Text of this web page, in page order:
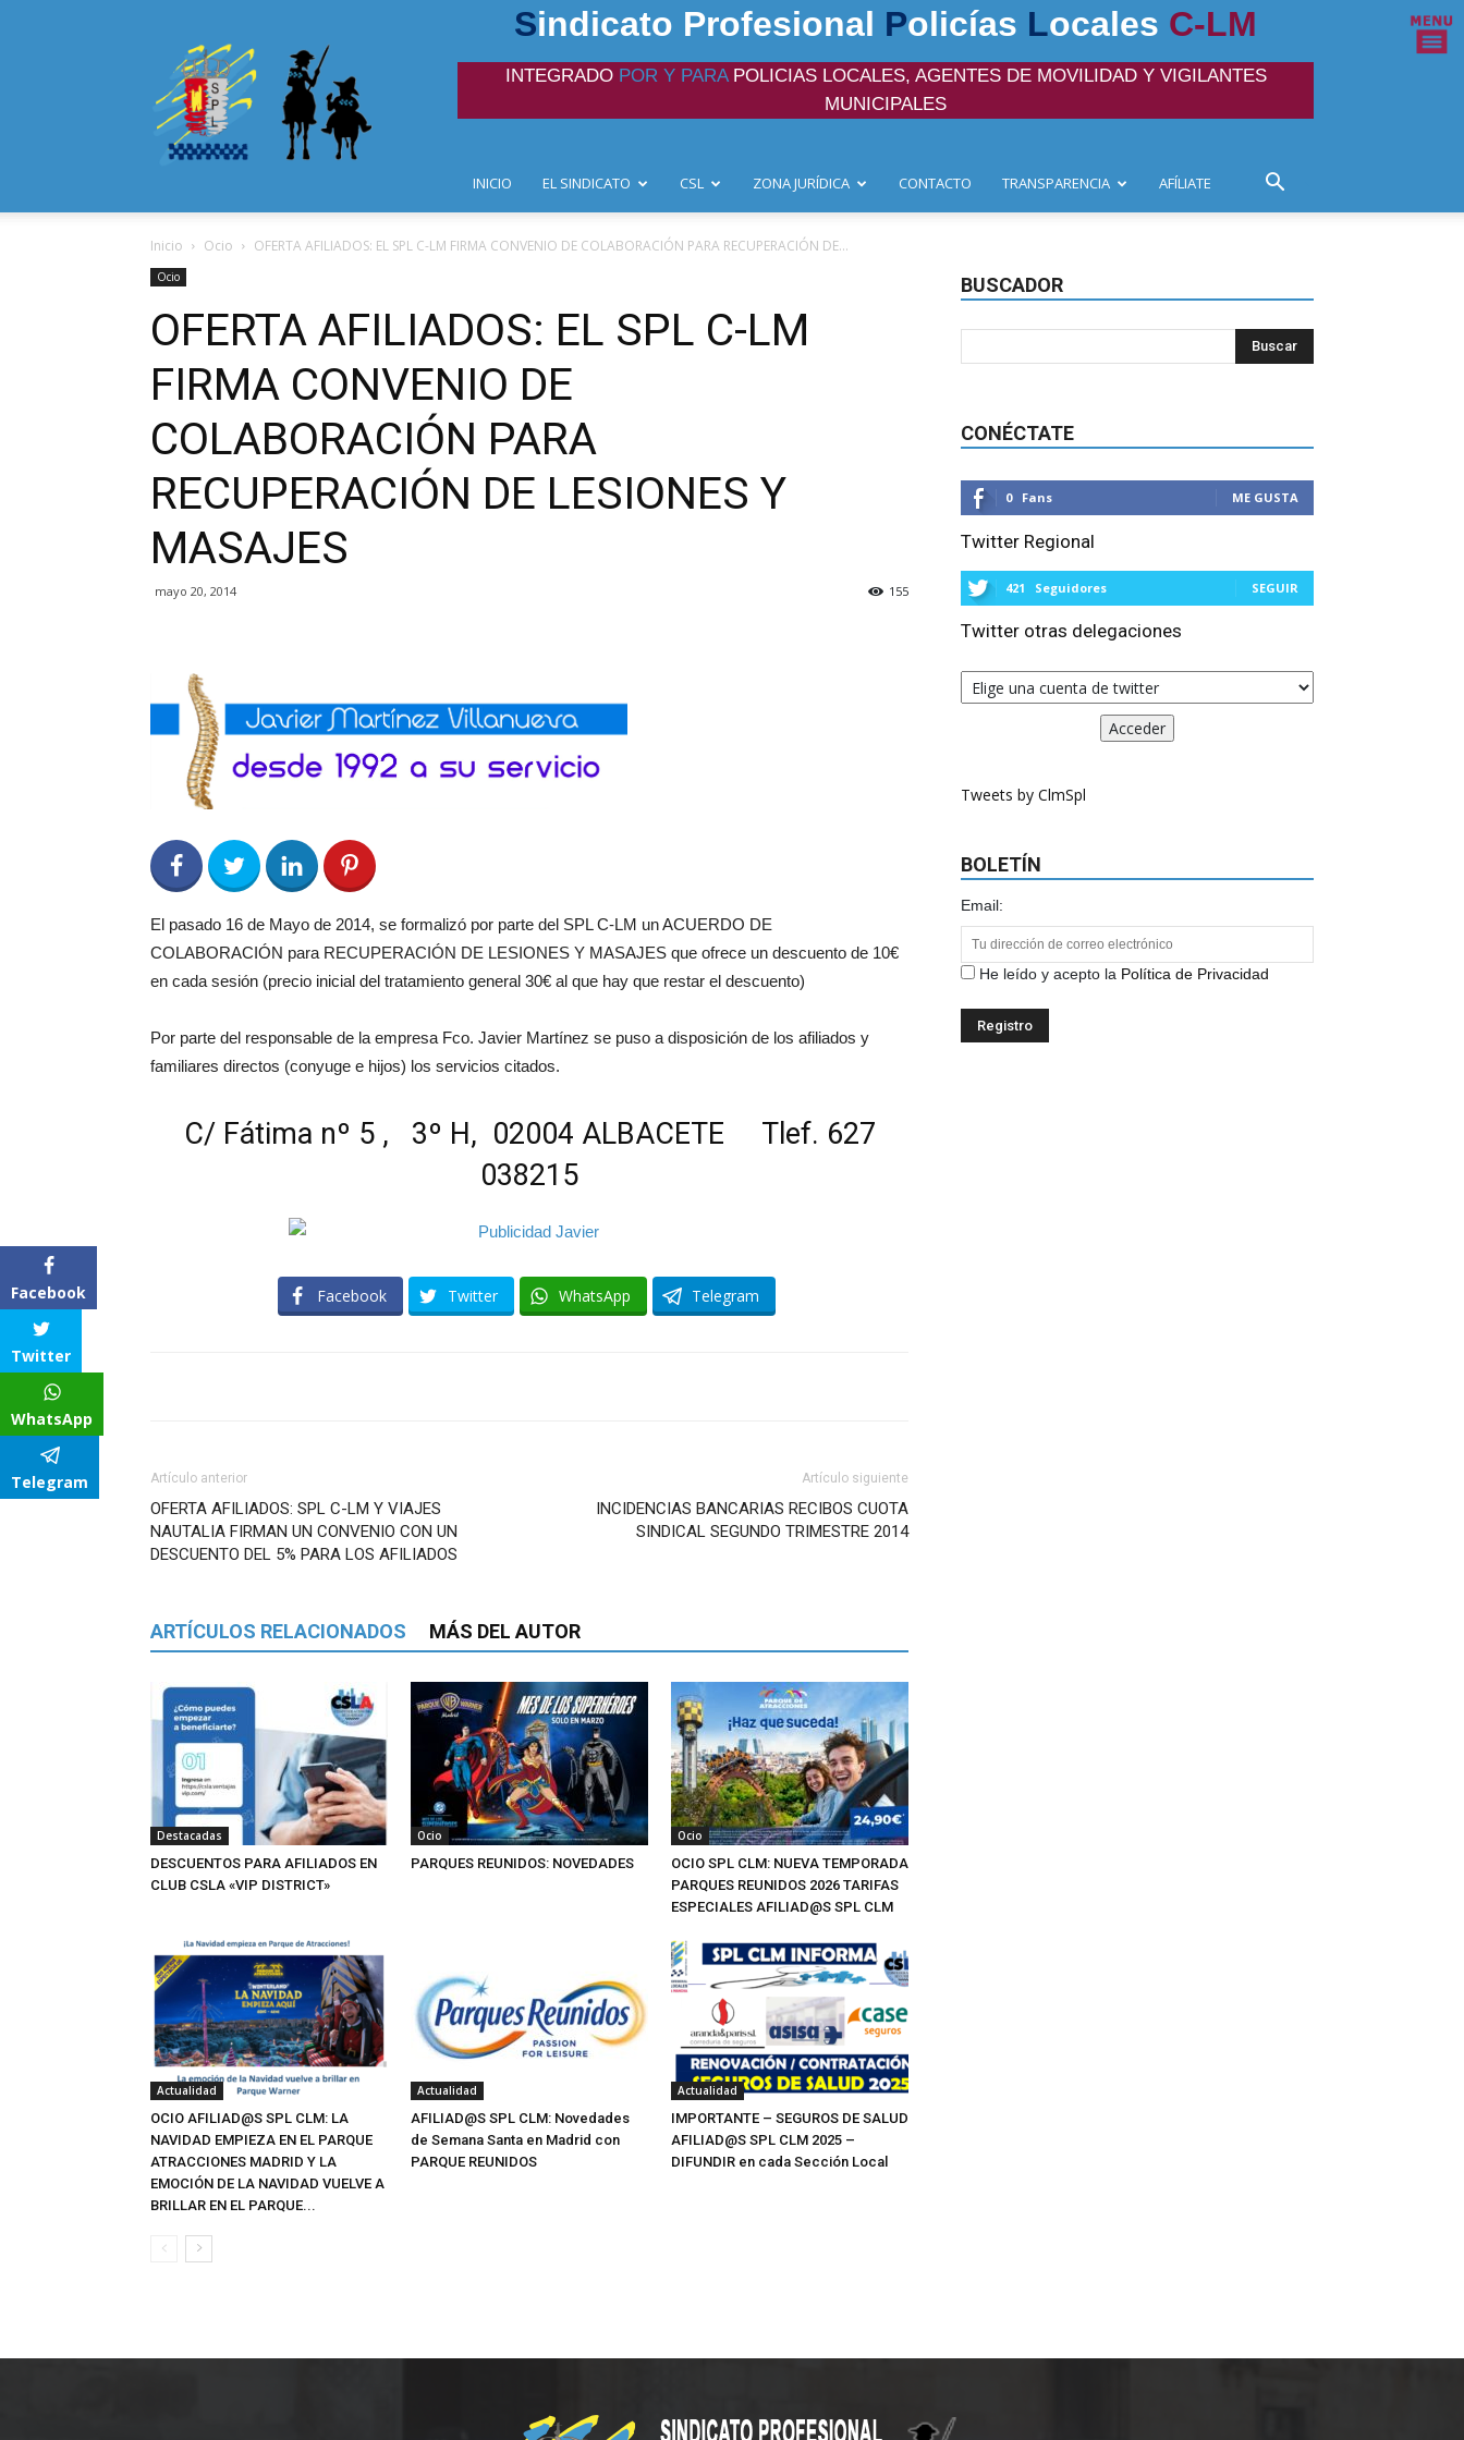
Sindicato Profesional Policías Locales C-LM
INTEGRADO POR Y PARAPOLICIAS LOCALES, AGENTES DE MOVILIDAD Y VIGILANTES
MUNICIPALES
INICIO EL SINDICATO CSL ZONA JURÍDICA CONTACTO TRANSPARENCIA AFÍLIATE
Inicio Ocio OFERTA AFILIADOS: EL SPL C-LM FIRMA CONVENIO DE COLABORACIÓN PARA RECUPERACIÓN DE...
Ocio
OFERTA AFILIADOS: EL SPL C-LM
FIRMA CONVENIO DE
COLABORACIÓN PARA
RECUPERACIÓN DE LESIONES Y
MASAJES
mayo 20, 2014 155
0 Share on Facebook
0 Share on Twitter
0
El pasado 16 de Mayo de 2014, se formalizó por parte del SPL C-LM un ACUERDO DE
COLABORACIÓN para RECUPERACIÓN DE LESIONES Y MASAJES que ofrece un descuento de 10€
en cada sesión (precio inicial del tratamiento general 30€ al que hay que restar el descuento)
Por parte del responsable de la empresa Fco. Javier Martínez se puso a disposición de los afiliados y
familiares directos (conyuge e hijos) los servicios citados.
C/ Fátima nº 5 , 3º H, 02004 ALBACETE Tlef. 627
038215
Facebook Twitter WhatsApp Telegram
Artículo anterior
OFERTA AFILIADOS: SPL C-LM Y VIAJES
NAUTALIA FIRMAN UN CONVENIO CON UN
DESCUENTO DEL 5% PARA LOS AFILIADOS
Artículo siguiente
INCIDENCIAS BANCARIAS RECIBOS CUOTA
SINDICAL SEGUNDO TRIMESTRE 2014
ARTÍCULOS RELACIONADOS MÁS DEL AUTOR
Destacadas
DESCUENTOS PARA AFILIADOS EN
CLUB CSLA «VIP DISTRICT»
Ocio
PARQUES REUNIDOS: NOVEDADES
Ocio
OCIO SPL CLM: NUEVA TEMPORADA
PARQUES REUNIDOS 2026 TARIFAS
ESPECIALES AFILIAD@S SPL CLM
Actualidad
OCIO AFILIAD@S SPL CLM: LA
NAVIDAD EMPIEZA EN EL PARQUE
ATRACCIONES MADRID Y LA
EMOCIÓN DE LA NAVIDAD VUELVE A
BRILLAR EN EL PARQUE...
Actualidad
AFILIAD@S SPL CLM: Novedades
de Semana Santa en Madrid con
PARQUE REUNIDOS
Actualidad
IMPORTANTE – SEGUROS DE SALUD
AFILIAD@S SPL CLM 2025 –
DIFUNDIR en cada Sección Local
BUSCADOR
CONÉCTATE
0 Fans ME GUSTA
Twitter Regional
421 Seguidores SEGUIR
Twitter otras delegaciones
Tweets by ClmSpl
BOLETÍN
Email:
He leído y acepto la Política de Privacidad
Facebook
Twitter
WhatsApp
Telegram